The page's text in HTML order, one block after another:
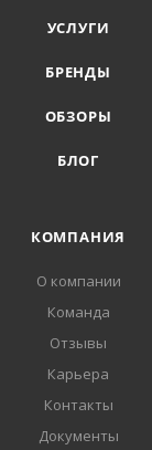
УСЛУГИ
БРЕНДЫ
ОБЗОРЫ
БЛОГ
КОМПАНИЯ
О компании
Команда
Отзывы
Карьера
Контакты
Документы